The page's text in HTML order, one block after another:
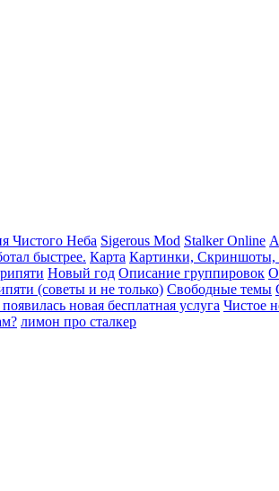
Чистого Неба Sigerous Mod Stalker Online
быстрее. Карта Картинки, Скриншоты,
Новый год Описание группировок
(советы и не только) Свободные темы
новая бесплатная услуга Чистое
лимон про сталкер